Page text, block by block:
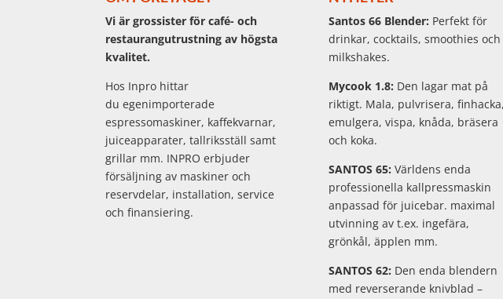
Vi är grossister för café- och
restaurangutrustning av högsta
kvalitet.
Hos Inpro hittar
du egenimporterade
espressomaskiner, kaffekvarnar,
juiceapparater, tallriksställ samt
grillar mm. INPRO erbjuder
försäljning av maskiner och
reservdelar, installation, service
och finansiering.
Santos 66 Blender: Perfekt för
drinkar, cocktails, smoothies och
milkshakes.
Mycook 1.8: Den lagar mat på
riktigt. Mala, pulvrisera, finhacka,
emulgera, vispa, knåda, bräsera
och koka.
SANTOS 65: Världens enda
professionella kallpressmaskin
anpassad för juicebar. maximal
utvinning av t.ex. ingefära,
grönkål, äpplen mm.
SANTOS 62: Den enda blendern
med reverserande knivblad –